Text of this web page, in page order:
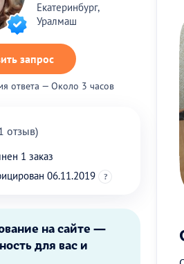
Екатеринбург,
Уралмаш
запрос
ответа — Около 3 часов
отзыв)
1 заказ
06.11.2019
?
на сайте —
для вас и